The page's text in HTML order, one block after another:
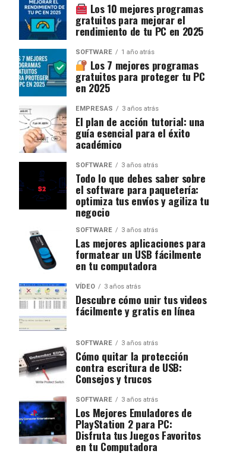
Los 10 mejores programas
gratuitos para mejorar el
rendimiento de tu PC en 2025
SOFTWARE 1 año atrás
Los 7 mejores programas
gratuitos para proteger tu PC
en 2025
EMPRESAS 3 años atrás
El plan de acción tutorial: una
guía esencial para el éxito
académico
SOFTWARE 3 años atrás
Todo lo que debes saber sobre
el software para paquetería:
optimiza tus envíos y agiliza tu
negocio
SOFTWARE 3 años atrás
Las mejores aplicaciones para
formatear un USB fácilmente
en tu computadora
VÍDEO 3 años atrás
Descubre cómo unir tus videos
fácilmente y gratis en línea
SOFTWARE 3 años atrás
Cómo quitar la protección
contra escritura de USB:
Consejos y trucos
SOFTWARE 3 años atrás
Los Mejores Emuladores de
PlayStation 2 para PC:
Disfruta tus Juegos Favoritos
en tu Computadora